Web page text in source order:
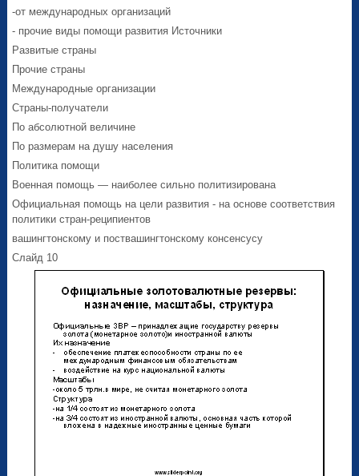
-от международных организаций
- прочие виды помощи развития Источники
Развитые страны
Прочие страны
Международные организации
Страны-получатели
По абсолютной величине
По размерам на душу населения
Политика помощи
Военная помощь — наиболее сильно политизирована
Официальная помощь на цели развития - на основе соответствия
политики стран-реципиентов
вашингтонскому и поствашингтонскому консенсусу
Слайд 10